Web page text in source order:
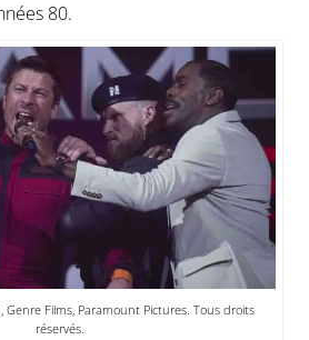
80.
Genre Films, Paramount Pictures. Tous droits
réservés.